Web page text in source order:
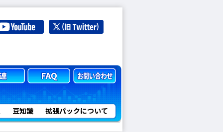
豆知識 拡張パックについて